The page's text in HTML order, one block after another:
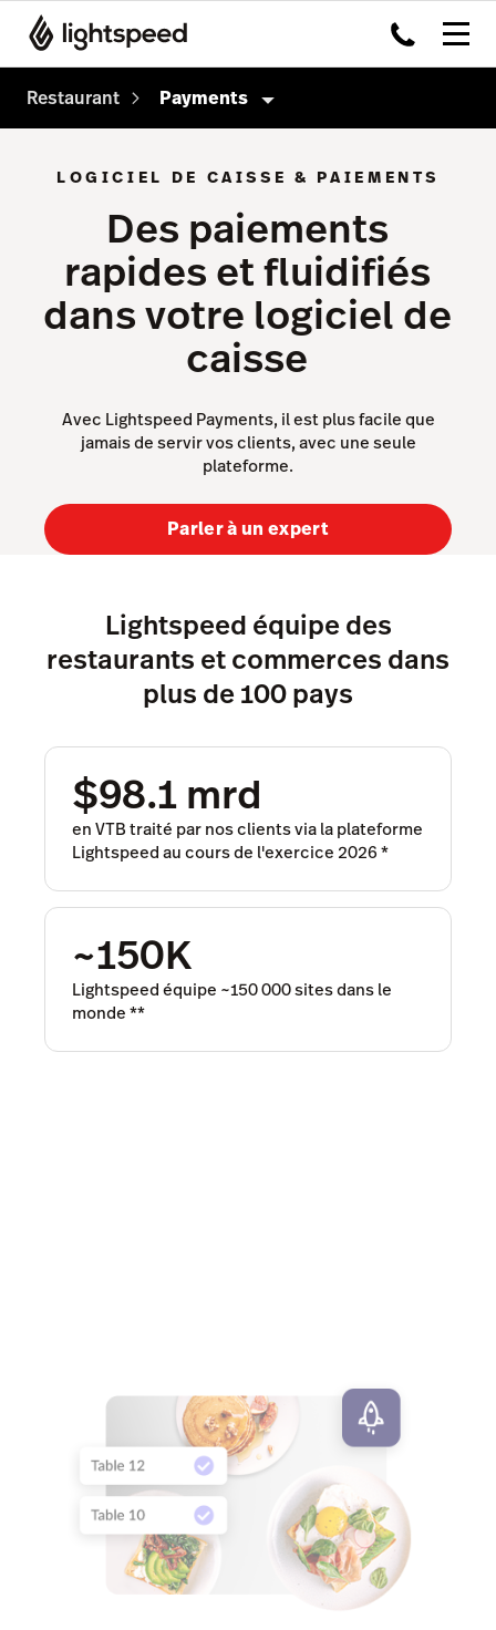
Restaurant Payments
Order Anywhere
Payments
Inventaire
Pulse app
Reservations
Tasks
Tempo
Intégrations
Prix
LOGICIEL DE CAISSE & PAIEMENTS
Des paiements
rapides et fluidifiés
dans votre logiciel de
caisse
Avec Lightspeed Payments, il est plus facile que
jamais de servir vos clients, avec une seule
plateforme.
Parler à un expert
Lightspeed équipe des
restaurants et commerces dans
plus de 100 pays
$98.1 mrd
en VTB traité par nos clients via la plateforme
Lightspeed au cours de l'exercice 2026*
~150K
Lightspeed équipe ~150 000 sites dans le
monde**